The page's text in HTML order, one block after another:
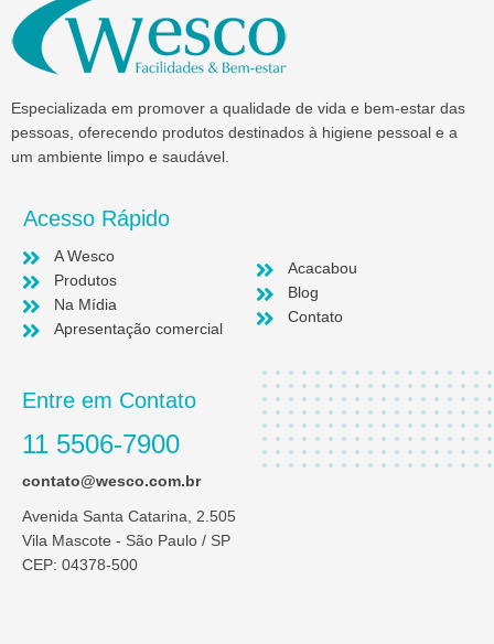
Especializada em promover a qualidade de vida e bem-estar das
pessoas, oferecendo produtos destinados à higiene pessoal e a
um ambiente limpo e saudável.
Acesso Rápido
A Wesco
Produtos
Na Mídia
Apresentação comercial
Acacabou
Blog
Contato
Entre em Contato
11 5506-7900
contato@wesco.com.br
Avenida Santa Catarina, 2.505
Vila Mascote - São Paulo / SP
CEP: 04378-500